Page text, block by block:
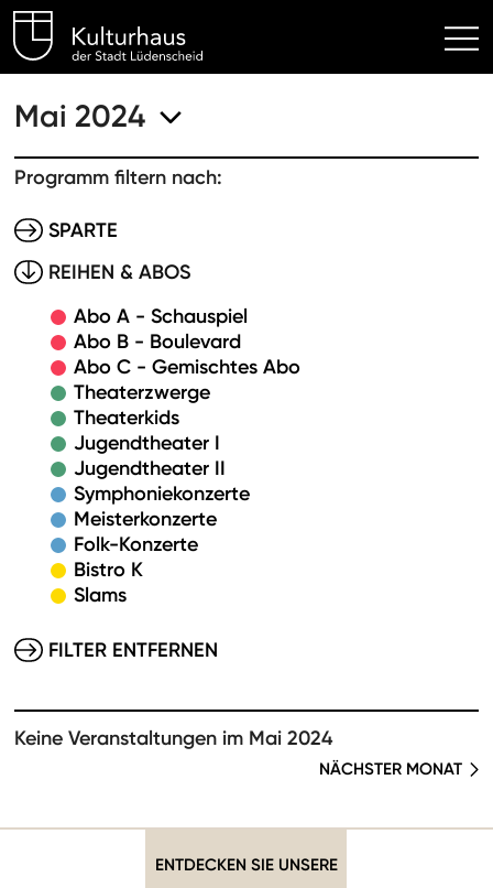
Kulturhaus Lüdenscheid
Mai 2024
Programm filtern nach:
SPARTE
REIHEN & ABOS
Abo A - Schauspiel
Abo B - Boulevard
Abo C - Gemischtes Abo
Theaterzwerge
Theaterkids
Jugendtheater I
Jugendtheater II
Symphoniekonzerte
Meisterkonzerte
Folk-Konzerte
Bistro K
Slams
FILTER ENTFERNEN
Keine Veranstaltungen im Mai 2024
NÄCHSTER MONAT
ENTDECKEN SIE UNSERE